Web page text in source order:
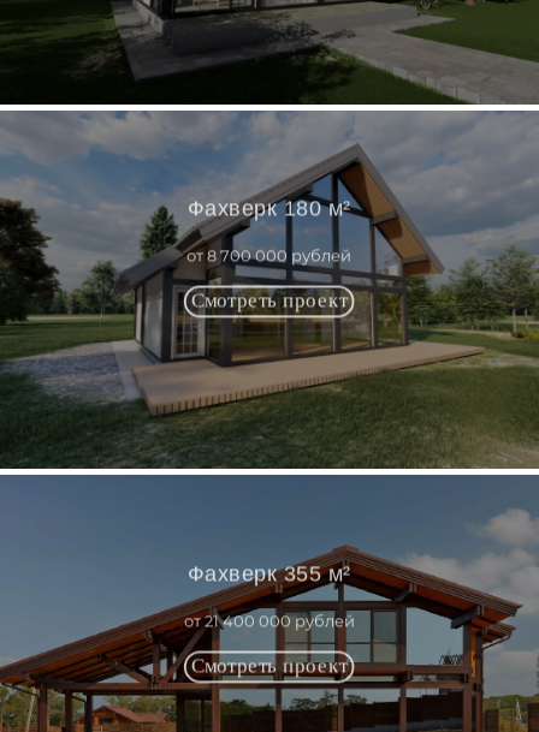
Фахверк 180 м²
от 8 700 000 рублей
Фахверк 355 м²
от 21 400 000 рублей